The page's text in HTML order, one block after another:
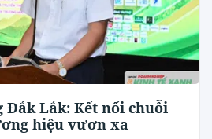
Đắk Lắk: Kết nối chuỗi
hiệu vươn xa